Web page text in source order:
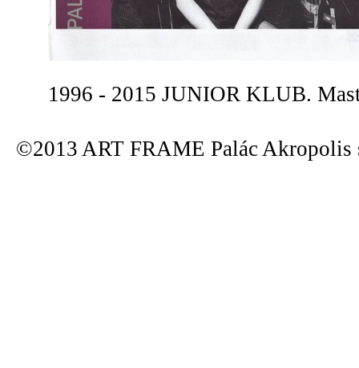
1996 - 2015 JUNIOR KLUB.
©2013 ART FRAME Palác Akropolis